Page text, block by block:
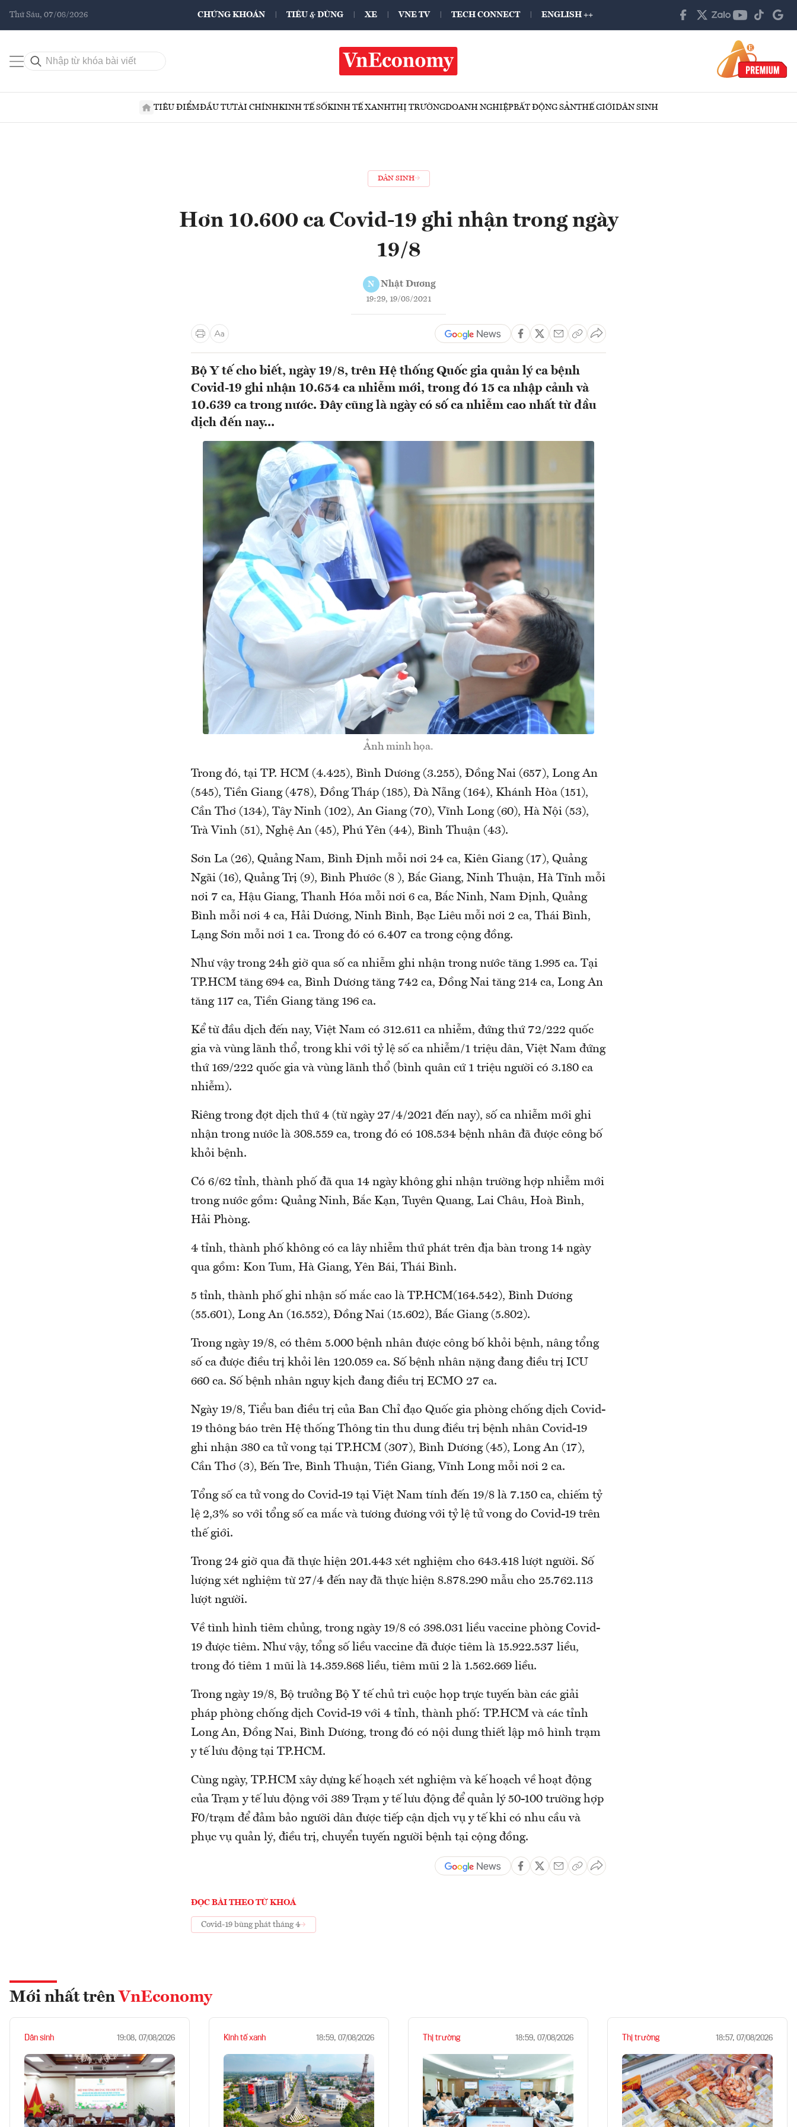
Thứ Sáu, 07/08/2026 CHỨNG KHOÁN TIÊU & DÙNG XE VNE TV TECH CONNECT ENGLISH ++
TIÊU ĐIỂMĐẦU TƯTÀI CHÍNHKINH TẾ SỐKINH TẾ XANHTHỊ TRƯỜNGDOANH NGHIỆPBẤT ĐỘNG SẢNTHẾ GIỚIDÂN SINH
DÂN SINH
Hơn 10.600 ca Covid-19 ghi nhận trong ngày
19/8
N Nhật Dương
19:29, 19/08/2021
Bộ Y tế cho biết, ngày 19/8, trên Hệ thống Quốc gia quản lý ca bệnh
Covid-19 ghi nhận 10.654 ca nhiễm mới, trong đó 15 ca nhập cảnh và
10.639 ca trong nước. Đây cũng là ngày có số ca nhiễm cao nhất từ đầu
dịch đến nay...
Ảnh minh họa.
Trong đó, tại TP. HCM (4.425), Bình Dương (3.255), Đồng Nai (657), Long An
(545), Tiền Giang (478), Đồng Tháp (185), Đà Nẵng (164), Khánh Hòa (151),
Cần Thơ (134), Tây Ninh (102), An Giang (70), Vĩnh Long (60), Hà Nội (53),
Trà Vinh (51), Nghệ An (45), Phú Yên (44), Bình Thuận (43).
Sơn La (26), Quảng Nam, Bình Định mỗi nơi 24 ca, Kiên Giang (17), Quảng
Ngãi (16), Quảng Trị (9), Bình Phước (8 ), Bắc Giang, Ninh Thuận, Hà Tĩnh mỗi
nơi 7 ca, Hậu Giang, Thanh Hóa mỗi nơi 6 ca, Bắc Ninh, Nam Định, Quảng
Bình mỗi nơi 4 ca, Hải Dương, Ninh Bình, Bạc Liêu mỗi nơi 2 ca, Thái Bình,
Lạng Sơn mỗi nơi 1 ca. Trong đó có 6.407 ca trong cộng đồng.
Như vậy trong 24h giờ qua số ca nhiễm ghi nhận trong nước tăng 1.995 ca. Tại
TP.HCM tăng 694 ca, Bình Dương tăng 742 ca, Đồng Nai tăng 214 ca, Long An
tăng 117 ca, Tiền Giang tăng 196 ca.
Kể từ đầu dịch đến nay, Việt Nam có 312.611 ca nhiễm, đứng thứ 72/222 quốc
gia và vùng lãnh thổ, trong khi với tỷ lệ số ca nhiễm/1 triệu dân, Việt Nam đứng
thứ 169/222 quốc gia và vùng lãnh thổ (bình quân cứ 1 triệu người có 3.180 ca
nhiễm).
Riêng trong đợt dịch thứ 4 (từ ngày 27/4/2021 đến nay), số ca nhiễm mới ghi
nhận trong nước là 308.559 ca, trong đó có 108.534 bệnh nhân đã được công bố
khỏi bệnh.
Có 6/62 tỉnh, thành phố đã qua 14 ngày không ghi nhận trường hợp nhiễm mới
trong nước gồm: Quảng Ninh, Bắc Kạn, Tuyên Quang, Lai Châu, Hoà Bình,
Hải Phòng.
4 tỉnh, thành phố không có ca lây nhiễm thứ phát trên địa bàn trong 14 ngày
qua gồm: Kon Tum, Hà Giang, Yên Bái, Thái Bình.
5 tỉnh, thành phố ghi nhận số mắc cao là TP.HCM(164.542), Bình Dương
(55.601), Long An (16.552), Đồng Nai (15.602), Bắc Giang (5.802).
Trong ngày 19/8, có thêm 5.000 bệnh nhân được công bố khỏi bệnh, nâng tổng
số ca được điều trị khỏi lên 120.059 ca. Số bệnh nhân nặng đang điều trị ICU
660 ca. Số bệnh nhân nguy kịch đang điều trị ECMO 27 ca.
Ngày 19/8, Tiểu ban điều trị của Ban Chỉ đạo Quốc gia phòng chống dịch Covid-
19 thông báo trên Hệ thống Thông tin thu dung điều trị bệnh nhân Covid-19
ghi nhận 380 ca tử vong tại TP.HCM (307), Bình Dương (45), Long An (17),
Cần Thơ (3), Bến Tre, Bình Thuận, Tiền Giang, Vĩnh Long mỗi nơi 2 ca.
Tổng số ca tử vong do Covid-19 tại Việt Nam tính đến 19/8 là 7.150 ca, chiếm tỷ
lệ 2,3% so với tổng số ca mắc và tương đương với tỷ lệ tử vong do Covid-19 trên
thế giới.
Trong 24 giờ qua đã thực hiện 201.443 xét nghiệm cho 643.418 lượt người. Số
lượng xét nghiệm từ 27/4 đến nay đã thực hiện 8.878.290 mẫu cho 25.762.113
lượt người.
Về tình hình tiêm chủng, trong ngày 19/8 có 398.031 liều vaccine phòng Covid-
19 được tiêm. Như vậy, tổng số liều vaccine đã được tiêm là 15.922.537 liều,
trong đó tiêm 1 mũi là 14.359.868 liều, tiêm mũi 2 là 1.562.669 liều.
Trong ngày 19/8, Bộ trưởng Bộ Y tế chủ trì cuộc họp trực tuyến bàn các giải
pháp phòng chống dịch Covid-19 với 4 tỉnh, thành phố: TP.HCM và các tỉnh
Long An, Đồng Nai, Bình Dương, trong đó có nội dung thiết lập mô hình trạm
y tế lưu động tại TP.HCM.
Cùng ngày, TP.HCM xây dựng kế hoạch xét nghiệm và kế hoạch về hoạt động
của Trạm y tế lưu động với 389 Trạm y tế lưu động để quản lý 50-100 trường hợp
F0/trạm để đảm bảo người dân được tiếp cận dịch vụ y tế khi có nhu cầu và
phục vụ quản lý, điều trị, chuyển tuyến người bệnh tại cộng đồng.
ĐỌC BÀI THEO TỪ KHOÁ
Covid-19 bùng phát tháng 4
Mới nhất trên VnEconomy
Dân sinh 19:08, 07/08/2026 Kinh tế xanh 18:59, 07/08/2026 Thị trường 18:59, 07/08/2026 Thị trường 18:57, 07/08/2026